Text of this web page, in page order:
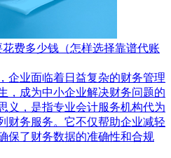
费多少钱（怎样选择靠谱代账
企业面临着日益复杂的财务管理
，成为中小企业解决财务问题的
义，是指专业会计服务机构代为
财务服务。它不仅帮助企业减轻
保了财务数据的准确性和合规